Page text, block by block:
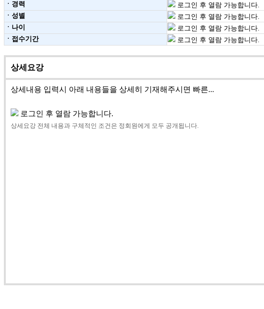
ㆍ경력
로그인 후 열람 가능합니다.
ㆍ성별
로그인 후 열람 가능합니다.
ㆍ나이
로그인 후 열람 가능합니다.
ㆍ접수기간
로그인 후 열람 가능합니다.
상세요강
상세내용 입력시 아래 내용들을 상세히 기재해주시면 빠른...
로그인 후 열람 가능합니다.
상세요강 전체 내용과 구체적인 조건은 정회원에게 모두 공개됩니다.